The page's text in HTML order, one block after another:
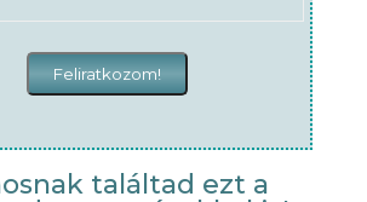
találtad ezt a